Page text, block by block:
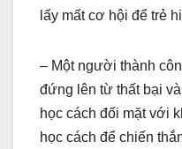
lấy mất cơ hội để trẻ
– Một người thành
đứng lên từ thất bại
học cách đối mặt với
học cách để chiến